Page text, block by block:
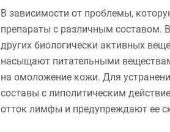
В зависимости от проблемы,
препараты с различным составом.
других биологически активных
насыщают питательными
на омоложение кожи. Для
составы с липолитическим
отток лимфы и предупреждают ее